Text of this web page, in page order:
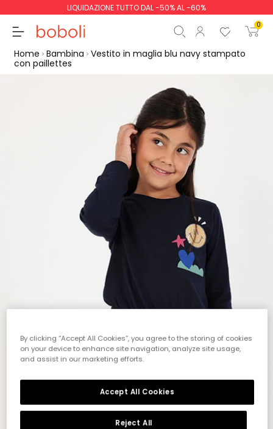
LIQUIDAZIONE TUTTO DAL -50% AL -60%
0
Inizio ordine
Home Bambina Vestito in maglia blu navy stampato
con paillettes
By clicking “Accept All Cookies”, you agree to the storing of cookies
on your device to enhance site navigation, analyze site usage,
and assist in our marketing efforts.
Reject All
Accept All Cookies